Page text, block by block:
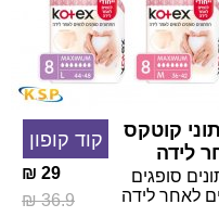
קוטקס
לידה
סופגים
לאחר לידה
קוד קופון
29 ₪
36.9 ₪